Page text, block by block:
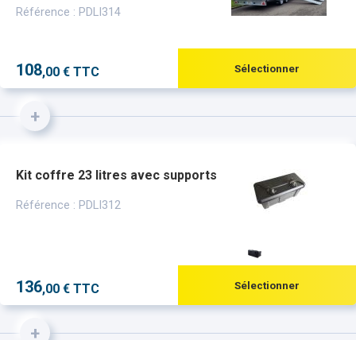
Référence : PDLI314
108,00 € TTC Sélectionner
+
Kit coffre 23 litres avec supports
Référence : PDLI312
136,00 € TTC Sélectionner
+